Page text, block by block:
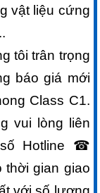
vật liệu cứng
tôi trân trọng
báo giá mới
Class C1.
vui lòng liên
Hotline ☎
thời gian giao